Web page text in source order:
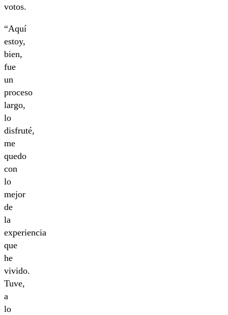
votos.
“Aquí
estoy,
bien,
fue
un
proceso
largo,
lo
disfruté,
me
quedo
con
lo
mejor
de
la
experiencia
que
he
vivido.
Tuve,
a
lo